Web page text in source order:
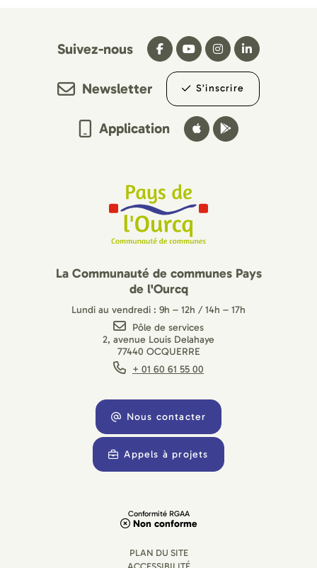
Suivez-nous
Newsletter S’inscrire
Application
La Communauté de communes Pays
de l'Ourcq
Lundi au vendredi : 9h – 12h / 14h – 17h
Pôle de services
2, avenue Louis Delahaye
77440 OCQUERRE
+ 01 60 61 55 00
Nous contacter
Appels à projets
Conformité RGAA
Non conforme
PLAN DU SITE